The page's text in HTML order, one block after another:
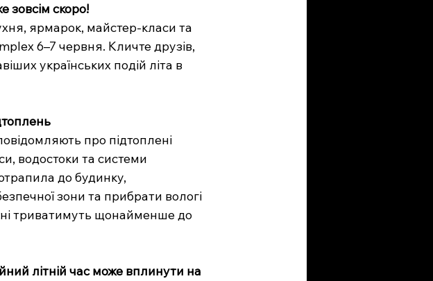
зовсім скоро!
ярмарок, майстер-класи та
6–7 червня. Кличте друзів,
українських подій літа в
про підтоплені
водостоки та системи
до будинку,
зони та прибрати вологі
триватимуть щонайменше до
літній час може вплинути на